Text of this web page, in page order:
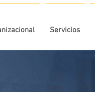
Servicios